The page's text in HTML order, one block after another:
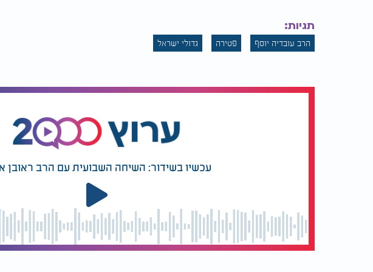
קהילתו ומחוצה לה.
מורשתו נמשכה גם בדורות הבאים. בניו, הרב דוד שלוש והרב אברהם
תגיות:
הרב עובדיה יוסף פטירה גדולי ישראל
עכשיו בשידור: השיחה השבועית עם הרב ראובן